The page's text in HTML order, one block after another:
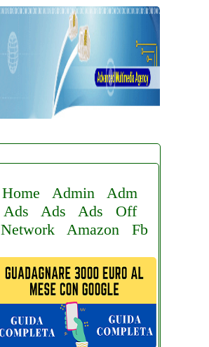
Home Admin
Adm
Ads
Ads Ads
Off
Network
Amazon Fb